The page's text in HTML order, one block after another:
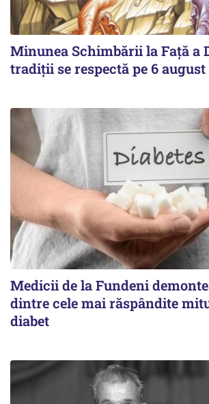
Minunea Schimbării la Față a
tradiții se respectă pe 6 august
Medicii de la Fundeni
dintre cele mai răspândite
diabet